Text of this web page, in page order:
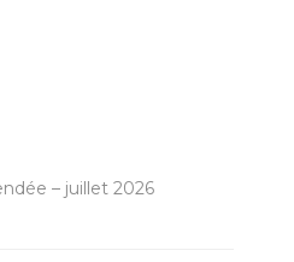
– juillet 2026